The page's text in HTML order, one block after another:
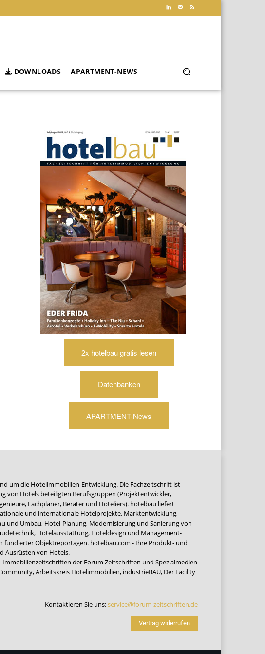
DOWNLOADS APARTMENT-NEWS
2x hotelbau gratis lesen
Datenbanken
APARTMENT-News
um die Hotelimmobilien-Entwicklung. Die Fachzeitschrift ist
von Hotels beteiligten Berufsgruppen (Projektentwickler,
Fachplaner, Berater und Hoteliers). hotelbau liefert
und internationale Hotelprojekte. Marktentwicklung,
und Umbau, Hotel-Planung, Modernisierung und Sanierung von
Hotelausstattung, Hoteldesign und Management-
Objektreportagen. hotelbau.com - Ihre Produkt- und
Ausrüsten von Hotels.
der Forum Zeitschriften und Spezialmedien
,Arbeitskreis Hotelimmobilien, industrieBAU, Der Facility
Kontaktieren Sie uns:service@forum-zeitschriften.de
Vertrag widerrufen